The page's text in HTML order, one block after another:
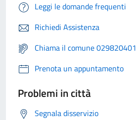
Leggi le domande frequenti
Richiedi Assistenza
Chiama il comune 029820401
Prenota un appuntamento
Problemi in città
Segnala disservizio